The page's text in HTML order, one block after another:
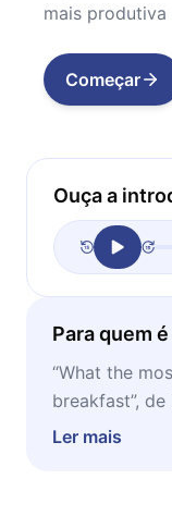
mais produtiva
Começar
Ouça a
Para quem é
“What the
breakfast”,
direcionado
Ler mais